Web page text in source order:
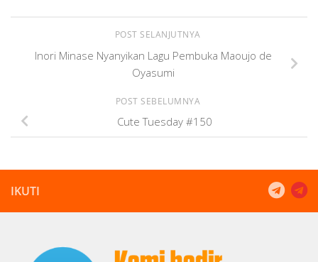
POST SELANJUTNYA
Inori Minase Nyanyikan Lagu Pembuka Maoujo de
Oyasumi
POST SEBELUMNYA
Cute Tuesday #150
IKUTI